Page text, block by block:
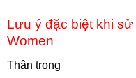
Lưu ý đặc biệt khi
Women
Thận trọng